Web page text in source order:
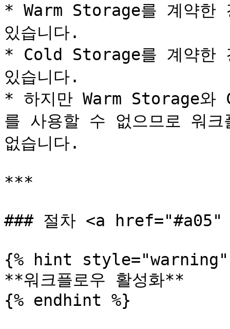
* Warm Storage를 계약한
있습니다.
* Cold Storage를 계약한
있습니다.
* 하지만 Warm Storage와
를 사용할 수 없으므로 워
없습니다.
***
### 절차 <a
{% hint style="warning"
**워크플로우 활성화**
{% endhint %}